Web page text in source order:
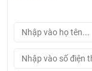
hoặc nhu cầu
Bồn tắm được